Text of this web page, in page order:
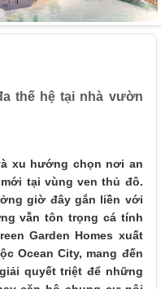
thế hệ tại nhà vườn
xu hướng chọn nơi an
tại vùng ven thủ đô.
giờ đây gắn liền với
vẫn tôn trọng cá tính
Garden Homes xuất
Ocean City, mang đến
quyết triệt để những